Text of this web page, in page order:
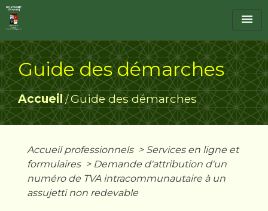
menu
Guide des démarches
Accueil/Guide des démarches
Accueil professionnels > Services en ligne et
formulaires > Demande d'attribution d'un
numéro de TVA intracommunautaire à un
assujetti non redevable